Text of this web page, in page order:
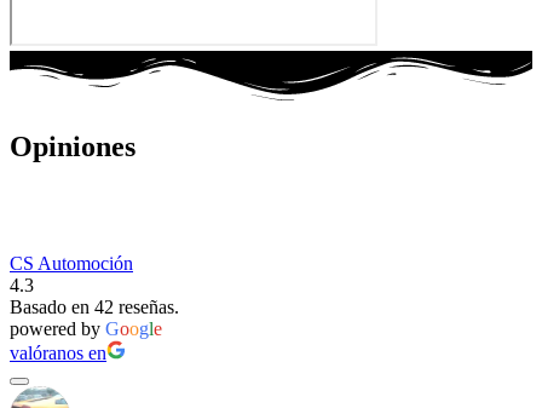
Opiniones
CS Automoción
4.3
Basado en 42 reseñas.
powered by Google
valóranos en